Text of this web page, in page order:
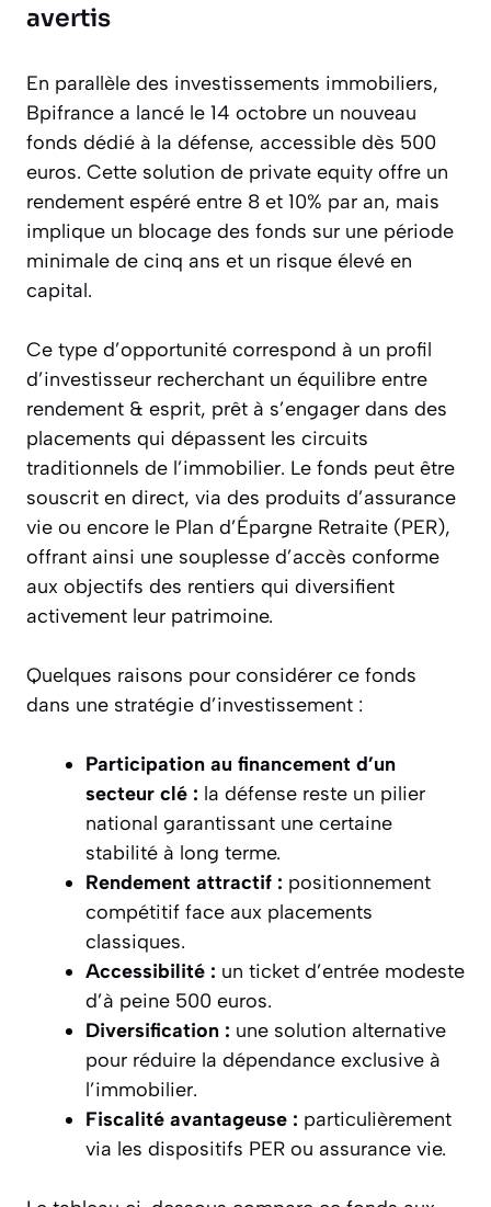
avertis
En parallèle des investissements immobiliers,
Bpifrance a lancé le 14 octobre un nouveau
fonds dédié à la défense, accessible dès 500
euros. Cette solution de private equity offre un
rendement espéré entre 8 et 10% par an, mais
implique un blocage des fonds sur une période
minimale de cinq ans et un risque élevé en
capital.
Ce type d’opportunité correspond à un profil
d’investisseur recherchant un équilibre entre
rendement & esprit, prêt à s’engager dans des
placements qui dépassent les circuits
traditionnels de l’immobilier. Le fonds peut être
souscrit en direct, via des produits d’assurance
vie ou encore le Plan d’Épargne Retraite (PER),
offrant ainsi une souplesse d’accès conforme
aux objectifs des rentiers qui diversifient
activement leur patrimoine.
Quelques raisons pour considérer ce fonds
dans une stratégie d’investissement :
Participation au financement d’un
secteur clé : la défense reste un pilier
national garantissant une certaine
stabilité à long terme.
Rendement attractif : positionnement
compétitif face aux placements
classiques.
Accessibilité : un ticket d’entrée modeste
d’à peine 500 euros.
Diversification : une solution alternative
pour réduire la dépendance exclusive à
l’immobilier.
Fiscalité avantageuse : particulièrement
via les dispositifs PER ou assurance vie.